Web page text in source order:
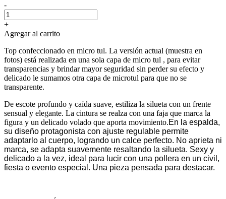
-
+
Agregar al carrito
Top confeccionado en micro tul. La versión actual (muestra en
fotos) está realizada en una sola capa de micro tul , para evitar
transparencias y brindar mayor seguridad sin perder su efecto y
delicado le sumamos otra capa de microtul para que no se
transparente.
De escote profundo y caída suave, estiliza la silueta con un frente
sensual y elegante. La cintura se realza con una faja que marca la
figura y un delicado volado que aporta movimiento.En la espalda,
su diseño protagonista con ajuste regulable permite
adaptarlo al cuerpo, logrando un calce perfecto. No aprieta ni
marca, se adapta suavemente resaltando la silueta. Sexy y
delicado a la vez, ideal para lucir con una pollera en un civil,
fiesta o evento especial. Una pieza pensada para destacar.